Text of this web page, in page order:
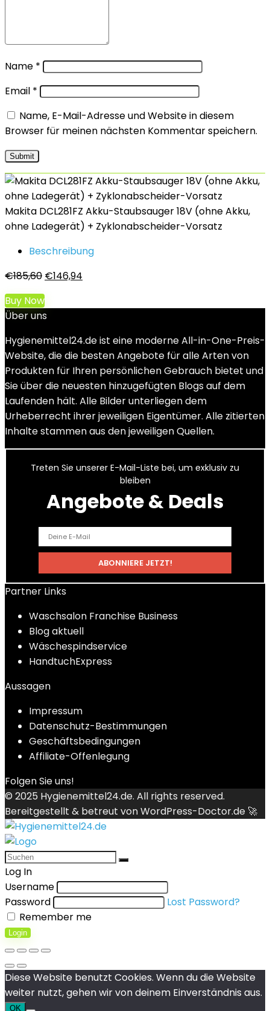
Name *
Email *
Name, E-Mail-Adresse und Website in diesem
Browser für meinen nächsten Kommentar speichern.
Makita DCL281FZ Akku-Staubsauger 18V (ohne Akku,
ohne Ladegerät) + Zyklonabscheider-Vorsatz
Beschreibung
€185,60 Ursprünglicher
war:
€185,60
€146,94
ist:
Buy Now
Über uns
Hygienemittel24.de ist eine moderne All-in-One-Preis-
Website, die die besten Angebote für alle Arten von
Produkten für Ihren persönlichen Gebrauch bietet und
Sie über die neuesten hinzugefügten Blogs auf dem
Laufenden hält. Alle Bilder unterliegen dem
Urheberrecht ihrer jeweiligen Eigentümer. Alle zitierten
Inhalte stammen aus den jeweiligen Quellen.
Treten Sie unserer E-Mail-Liste bei, um exklusiv zu
bleiben
Angebote & Deals
Partner Links
Waschsalon Franchise Business
Blog aktuell
Wäschespindservice
HandtuchExpress
Aussagen
Impressum
Datenschutz-Bestimmungen
Geschäftsbedingungen
Affiliate-Offenlegung
Folgen Sie uns!
© 2025 Hygienemittel24.de. All rights reserved.
Bereitgestellt & betreut vonWordPress-Doctor.de 🚀
Log In
Username
Password
Lost Password?
Remember me
Login
Diese Website benutzt Cookies. Wenn du die Website
weiter nutzt, gehen wir von deinem Einverständnis aus.
OK